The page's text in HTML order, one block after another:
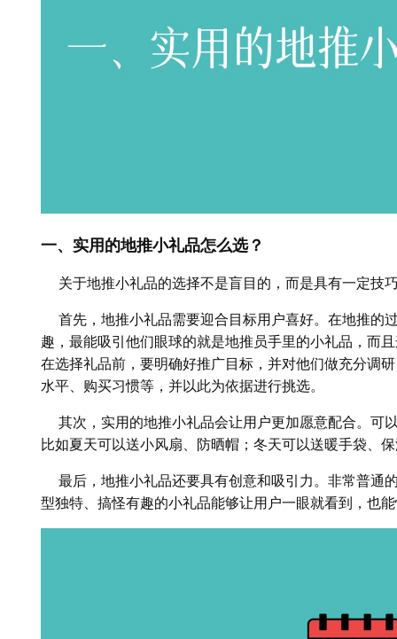
一、 实用的地推小礼品怎么选？
关于地推小礼品的选择不是盲目的，而是具有一定技
首先，地推小礼品需要迎合目标用户喜好。在地推的
趣，最能吸引他们眼球的就是地推员手里的小礼品，而
在选择礼品前，要明确好推广目标，并对他们做充分调
水平、购买习惯等，并以此为依据进行挑选。
其次，实用的地推小礼品会让用户更加愿意配合。可
比如夏天可以送小风扇、防晒帽；冬天可以送暖手袋、
最后，地推小礼品还要具有创意和吸引力。非常普通
型独特、搞怪有趣的小礼品能够让用户一眼就看到，也